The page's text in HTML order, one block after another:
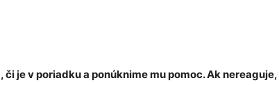
je v poriadku a ponúknime mu pomoc. Ak nereaguje,